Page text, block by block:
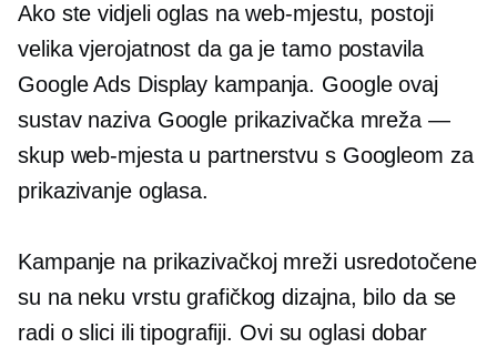
Ako ste vidjeli oglas na web-mjestu, postoji
velika vjerojatnost da ga je tamo postavila
Google Ads Display kampanja. Google ovaj
sustav naziva Google prikazivačka mreža —
skup web-mjesta u partnerstvu s Googleom za
prikazivanje oglasa.
Kampanje na prikazivačkoj mreži usredotočene
su na neku vrstu grafičkog dizajna, bilo da se
radi o slici ili tipografiji. Ovi su oglasi dobar